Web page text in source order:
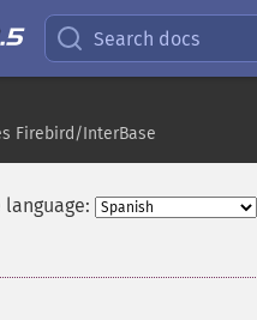
Search docs
Firebird/InterBase
language: